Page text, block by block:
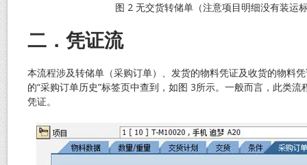
图 2 无交货转储单（注意项目明细没有装运
二．凭证流
本流程涉及转储单（采购订单）、发货的物料凭证及收货的物料
的“采购订单历史”标签页中查到，如图 3所示。一般而言，此类
凭证。